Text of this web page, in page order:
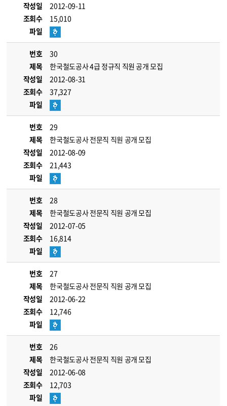
작성일
2012-09-11
조회수
15,010
파일
번호
30
제목
한국철도공사 4급 정규직 직원 공개 모집
작성일
2012-08-31
조회수
37,327
파일
번호
29
제목
한국철도공사 전문직 직원 공개 모집
작성일
2012-08-09
조회수
21,443
파일
번호
28
제목
한국철도공사 전문직 직원 공개 모집
작성일
2012-07-05
조회수
16,814
파일
번호
27
제목
한국철도공사 전문직 직원 공개 모집
작성일
2012-06-22
조회수
12,746
파일
번호
26
제목
한국철도공사 전문직 직원 공개 모집
작성일
2012-06-08
조회수
12,703
파일